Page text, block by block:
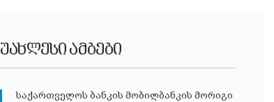
უახლესი ამბები
საქართველოს ბანკის მობილბანკის მორიგი